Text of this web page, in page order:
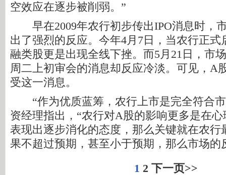
空效应在逐步被削弱。”
早在2009年农行初步传出IPO消息时，
出了强烈的反应。今年4月7日，当农行正式
融类股更是出现全线下挫。而5月21日，市
周二上初审会的消息却反应冷淡。可见，A
受这一消息。
“作为优质蓝筹，农行上市是完全符合市
资经理指出，“农行对A股的影响更多是在
表现出逐步消化的态度，那么关键就在农行
果不超过预期，甚至小于预期，那么市场的
1 2 下一页>>